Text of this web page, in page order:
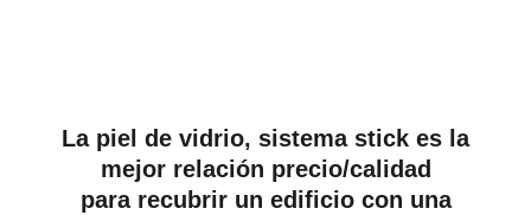
La piel de vidrio, sistema stick es la
mejor relación precio/calidad
para recubrir un edificio con una